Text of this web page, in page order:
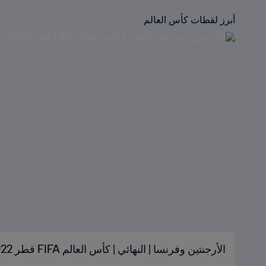
أبرز لقطات كأس العالم
الأرجنتين وفرنسا | النهائي | كأس العالم FIFA قطر 2022™ | الملخص